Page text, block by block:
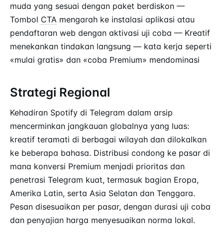
muda yang sesuai dengan paket berdiskon —
Tombol CTA mengarah ke instalasi aplikasi atau
pendaftaran web dengan aktivasi uji coba — Kreatif
menekankan tindakan langsung — kata kerja seperti
«mulai gratis» dan «coba Premium» mendominasi
Strategi Regional
Kehadiran Spotify di Telegram dalam arsip
mencerminkan jangkauan globalnya yang luas:
kreatif teramati di berbagai wilayah dan dilokalkan
ke beberapa bahasa. Distribusi condong ke pasar di
mana konversi Premium menjadi prioritas dan
penetrasi Telegram kuat, termasuk bagian Eropa,
Amerika Latin, serta Asia Selatan dan Tenggara.
Pesan disesuaikan per pasar, dengan durasi uji coba
dan penyajian harga menyesuaikan norma lokal.